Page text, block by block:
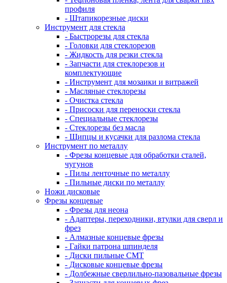
профиля
- Штапикорезные диски
Инструмент для стекла
- Быстрорезы для стекла
- Головки для стеклорезов
- Жидкость для резки стекла
- Запчасти для стеклорезов и
комплектующие
- Инструмент для мозаики и витражей
- Масляные стеклорезы
- Очистка стекла
- Присоски для переноски стекла
- Специальные стеклорезы
- Стеклорезы без масла
- Щипцы и кусачки для разлома стекла
Инструмент по металлу
- Фрезы концевые для обработки сталей,
чугунов
- Пилы ленточные по металлу
- Пильные диски по металлу
Ножи дисковые
Фрезы концевые
- Фрезы для неона
- Адаптеры, переходники, втулки для сверл и
фрез
- Алмазные концевые фрезы
- Гайки патрона шпинделя
- Диски пильные CMT
- Дисковые концевые фрезы
- Долбежные сверлильно-пазовальные фрезы